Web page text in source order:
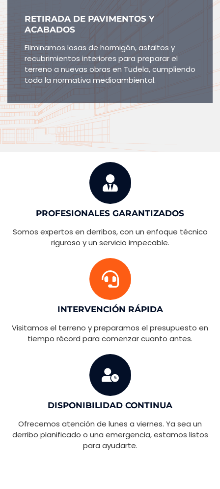
RETIRADA DE PAVIMENTOS Y
ACABADOS
Eliminamos losas de hormigón, asfaltos y
recubrimientos interiores para preparar el
terreno a nuevas obras en Tudela, cumpliendo
toda la normativa medioambiental.
PROFESIONALES GARANTIZADOS
Somos expertos en derribos, con un enfoque técnico
riguroso y un servicio impecable.
INTERVENCIÓN RÁPIDA
Visitamos el terreno y preparamos el presupuesto en
tiempo récord para comenzar cuanto antes.
DISPONIBILIDAD CONTINUA
Ofrecemos atención de lunes a viernes. Ya sea un
derribo planificado o una emergencia, estamos listos
para ayudarte.